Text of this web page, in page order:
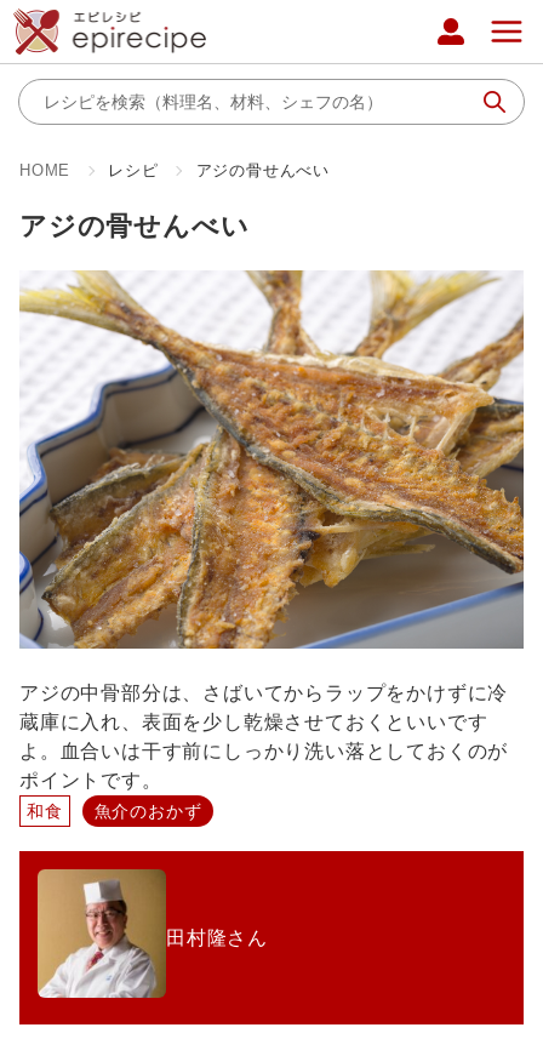
HOME レシピ アジの骨せんべい
アジの骨せんべい
アジの中骨部分は、さばいてからラップをかけずに冷
蔵庫に入れ、表面を少し乾燥させておくといいです
よ。血合いは干す前にしっかり洗い落としておくのが
ポイントです。
和食 魚介のおかず
田村隆さん